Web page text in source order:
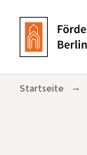
Startseite →